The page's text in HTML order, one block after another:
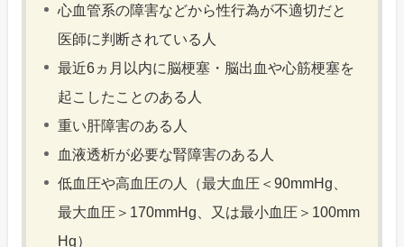
心血管系の障害などから性行為が不適切だと
医師に判断されている人
最近6ヵ月以内に脳梗塞・脳出血や心筋梗塞を
起こしたことのある人
重い肝障害のある人
血液透析が必要な腎障害のある人
低血圧や高血圧の人（最大血圧＜90mmHg、
最大血圧＞170mmHg、又は最小血圧＞100mm
Hg）